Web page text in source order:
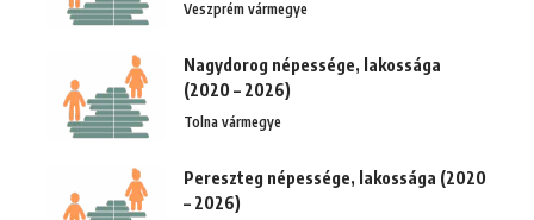
Veszprém vármegye
Nagydorog népessége, lakossága
(2020 – 2026)
Tolna vármegye
Pereszteg népessége, lakossága (2020
– 2026)